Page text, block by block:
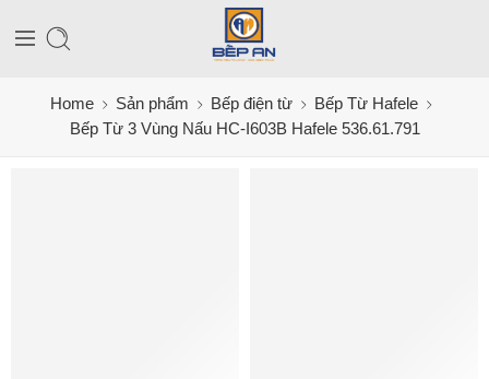
Home Sản phẩm Bếp điện từ
Bếp Từ Hafele
Bếp Từ 3 Vùng Nấu HC-I603B Hafele 536.61.791